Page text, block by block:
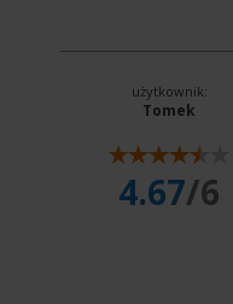
użytkownik:
Tomek
4.67/6